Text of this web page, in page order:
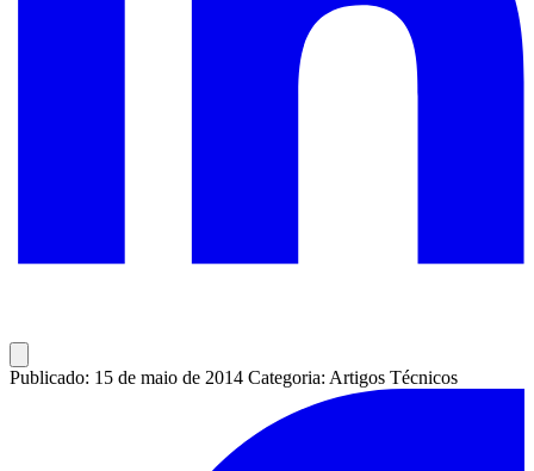
Publicado: 15 de maio de 2014 Categoria: Artigos Técnicos